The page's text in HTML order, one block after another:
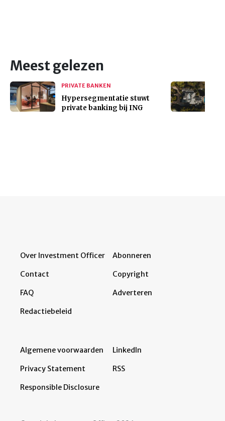
Meest gelezen
PRIVATE BANKEN
Hypersegmentatie stuwt
private banking bij ING
Over Investment Officer
Contact
FAQ
Redactiebeleid
Abonneren
Copyright
Adverteren
Algemene voorwaarden
Privacy Statement
Responsible Disclosure
LinkedIn
RSS